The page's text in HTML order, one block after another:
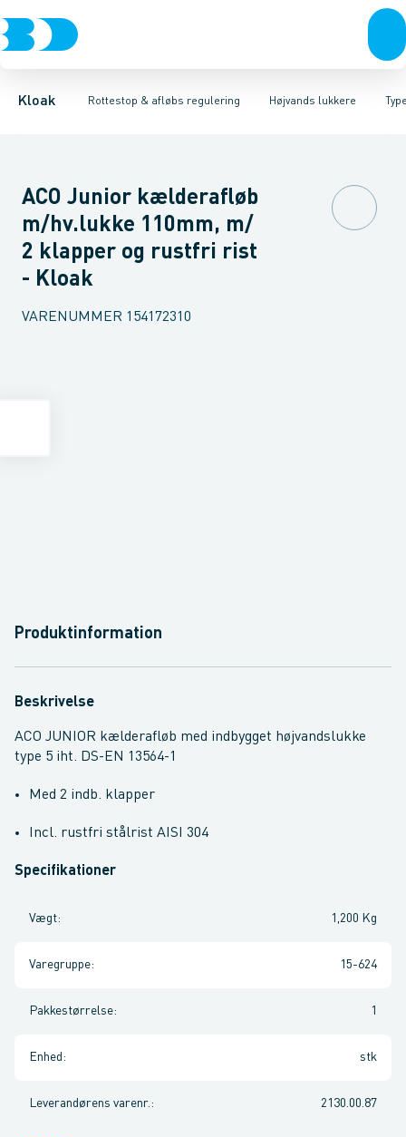
Kloak Rottestop & afløbs regulering
Rør & fittingsBrønde BrøndgodsLinjeafvandingTanke,
Højvands lukkere
Højvands lukkereAfløbs reguleringRottestop
Type 1 med 1 lukkerType 2 med 2 lukkerType 3 med 2
ACO Junior kælderafløb
m/hv.lukke 110mm, m/
2 klapper og rustfri rist
- Kloak
VARENUMMER 154172310
Produktinformation
Beskrivelse
ACO JUNIOR kælderafløb med indbygget højvandslukke
type 5 iht. DS-EN 13564-1
Med 2 indb. klapper
Incl. rustfri stålrist AISI 304
Specifikationer
Vægt: 1,200 Kg
Varegruppe: 15-624
Pakkestørrelse: 1
Enhed : stk
Leverandørens varenr. : 2130.00.87